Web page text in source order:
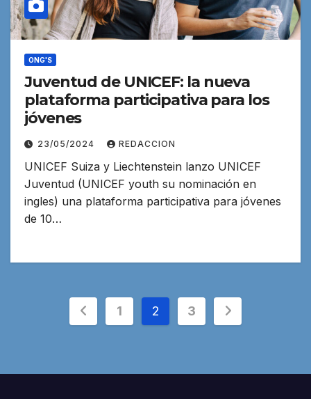
ONG'S
Juventud de UNICEF: la nueva
plataforma participativa para los
jóvenes
23/05/2024 REDACCION
UNICEF Suiza y Liechtenstein lanzo UNICEF
Juventud (UNICEF youth su nominación en
ingles) una plataforma participativa para jóvenes
de 10…
Paginación
entradas
1 2 3